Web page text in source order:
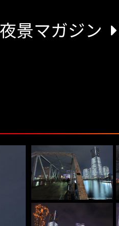
夜景マガジン